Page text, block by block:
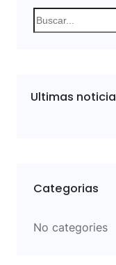
S
e
h
Ultimas
Categorias
No categories